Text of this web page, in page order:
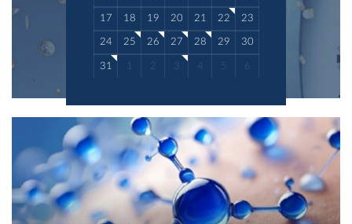
17 18 19 20 21 22 23
24 25 26 27 28 29 30
31 1 2 3 4 5 6